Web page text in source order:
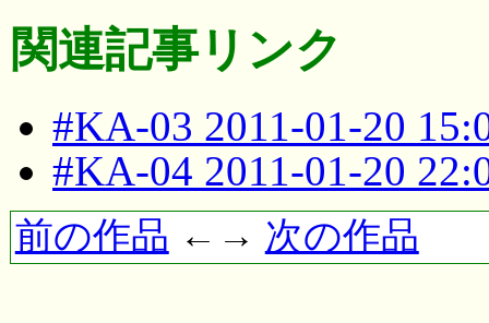
関連記事リンク
#KA-03 2011-01-20
#KA-04 2011-01-20
前の作品 ←→ 次の作品